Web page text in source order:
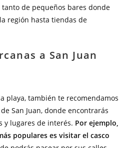
de pequeños bares donde
región hasta tiendas de
a San Juan
playa, también te recomendamos
San Juan, donde encontrarás
y lugares de interés. Por ejemplo,
populares es visitar el casco